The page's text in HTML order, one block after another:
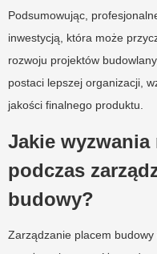
Podsumowując,
inwestycją, która może
rozwoju projektów
postaci lepszej organizacji,
jakości finalnego produktu.
Jakie
podczas
budowy?
Zarządzanie placem